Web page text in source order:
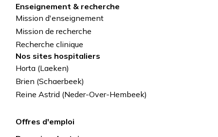
Enseignement & recherche
Mission d'enseignement
Mission de recherche
Recherche clinique
Nos sites hospitaliers
Horta (Laeken)
Brien (Schaerbeek)
Reine Astrid (Neder-Over-Hembeek)
Lien
Offres d'emploi